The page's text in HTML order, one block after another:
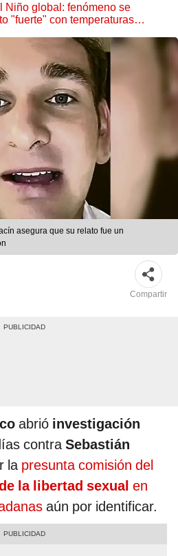
Niño global: fenómeno se
"fuerte" con temperaturas
asegura que su relato fue un
Compartir
abrió investigación
contraSebastián
la presunta comisión del
la libertad sexual en
aún por identificar.